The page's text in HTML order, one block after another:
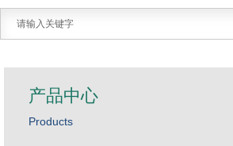
产品中心
Products